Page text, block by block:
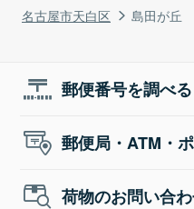
名古屋市天白区
島田が丘
郵便番号を調べる
郵便局・ATM・
荷物のお問い合